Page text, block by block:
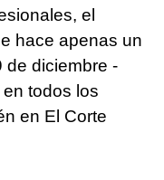
el
hace apenas un
de diciembre -
todos los
en El Corte